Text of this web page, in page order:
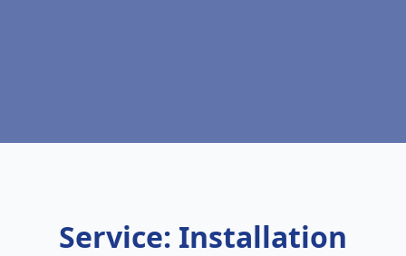
Service: Installation